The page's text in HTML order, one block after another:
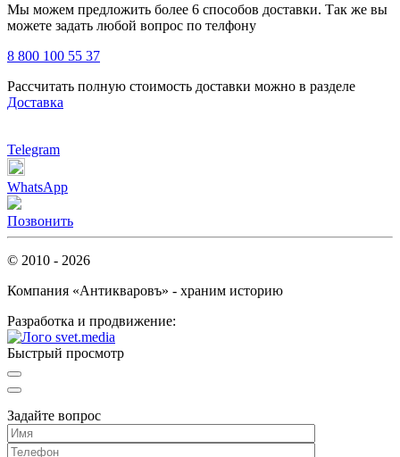
Мы можем предложить более 6 способов доставки. Так же вы
можете задать любой вопрос по телфону
8 800 100 55 37
Рассчитать полную стоимость доставки можно в разделе
Доставка
Telegram
WhatsApp
Позвонить
© 2010 - 2026
Компания «Антикваровъ» - храним историю
Разработка и продвижение:
Быстрый просмотр
Задайте вопрос